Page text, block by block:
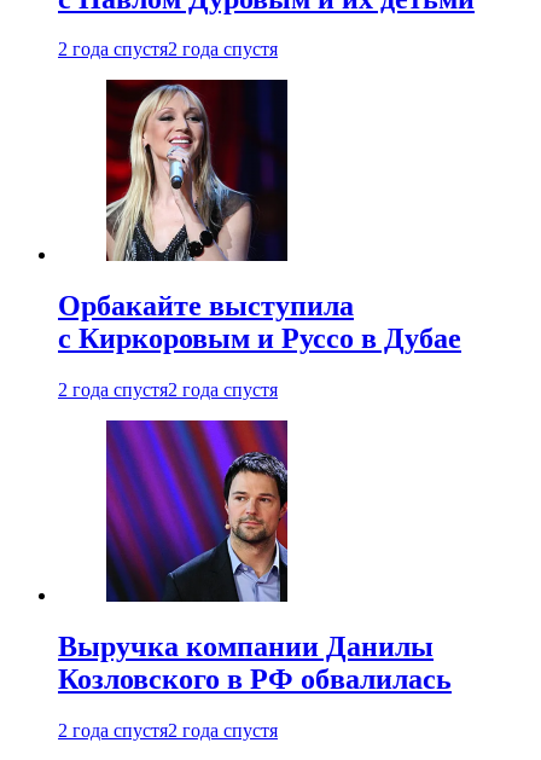
2 года спустя2 года спустя
Орбакайте выступила
с Киркоровым и Руссо в Дубае
2 года спустя2 года спустя
Выручка компании Данилы
Козловского в РФ обвалилась
2 года спустя2 года спустя